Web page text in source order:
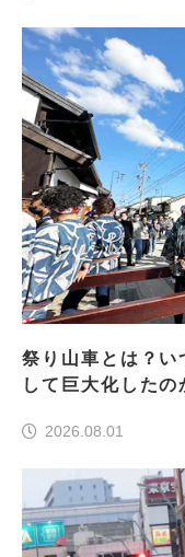
祭り山車とは？い
して巨大化した
2026.08.01